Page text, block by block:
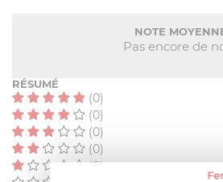
NOTE
Pas encore de
RÉSUMÉ
(0)
(0)
(0)
(0)
(0)